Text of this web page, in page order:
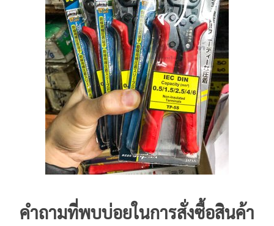
คำถามที่พบบ่อยในการสั่งซื้อสินค้า